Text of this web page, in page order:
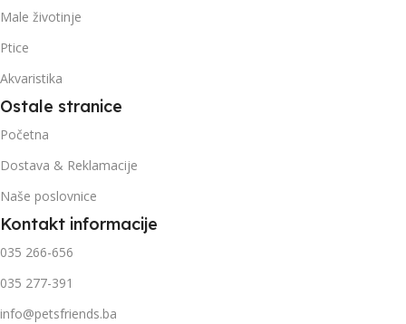
Male životinje
Ptice
Akvaristika
Ostale stranice
Početna
Dostava & Reklamacije
Naše poslovnice
Kontakt informacije
035 266-656
035 277-391
info@petsfriends.ba